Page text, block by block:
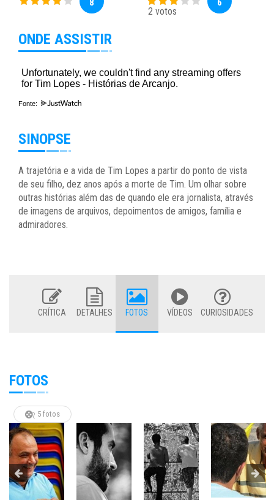
8
2 votos
6
ONDE ASSISTIR
Fonte:
SINOPSE
A trajetória e a vida de Tim Lopes a partir do ponto de vista
de seu filho, dez anos após a morte de Tim. Um olhar sobre
outras histórias além das de quando ele era jornalista, através
de imagens de arquivos, depoimentos de amigos, família e
admiradores.
CRÍTICA DETALHES FOTOS VÍDEOS CURIOSIDADES
FOTOS
5 fotos